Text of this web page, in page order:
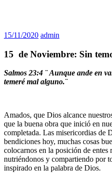
15/11/2020 admin
15 de Noviembre: Sin
Salmos 23:4 ¨ Aunque ande en
temeré mal alguno.¨
Amados, que Dios alcance
que la buena obra que inició en
completada. Las misericordias de
bendiciones hoy, muchas cosas
colocarnos en la posición de entes
nutriéndonos y compartiendo por
inspirado en la palabra de Dios.